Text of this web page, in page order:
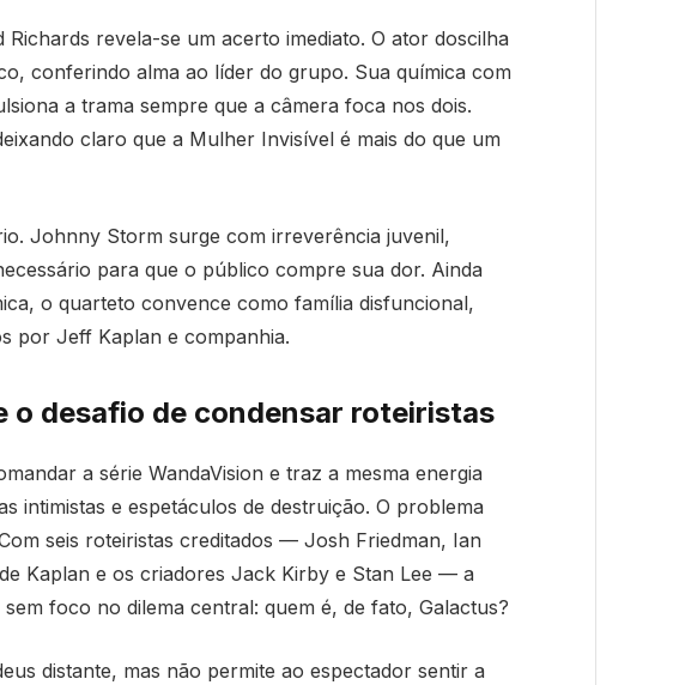
revela-se um acerto imediato. O ator doscilha
conferindo alma ao líder do grupo. Sua química com
a trama sempre que a câmera foca nos dois.
claro que a Mulher Invisível é mais do que um
Johnny Storm surge com irreverência juvenil,
para que o público compre sua dor. Ainda
o quarteto convence como família disfuncional,
por Jeff Kaplan e companhia.
o desafio de condensar roteiristas
a série WandaVision e traz a mesma energia
intimistas e espetáculos de destruição. O problema
seis roteiristas creditados — Josh Friedman, Ian
Kaplan e os criadores Jack Kirby e Stan Lee — a
foco no dilema central: quem é, de fato, Galactus?
distante, mas não permite ao espectador sentir a